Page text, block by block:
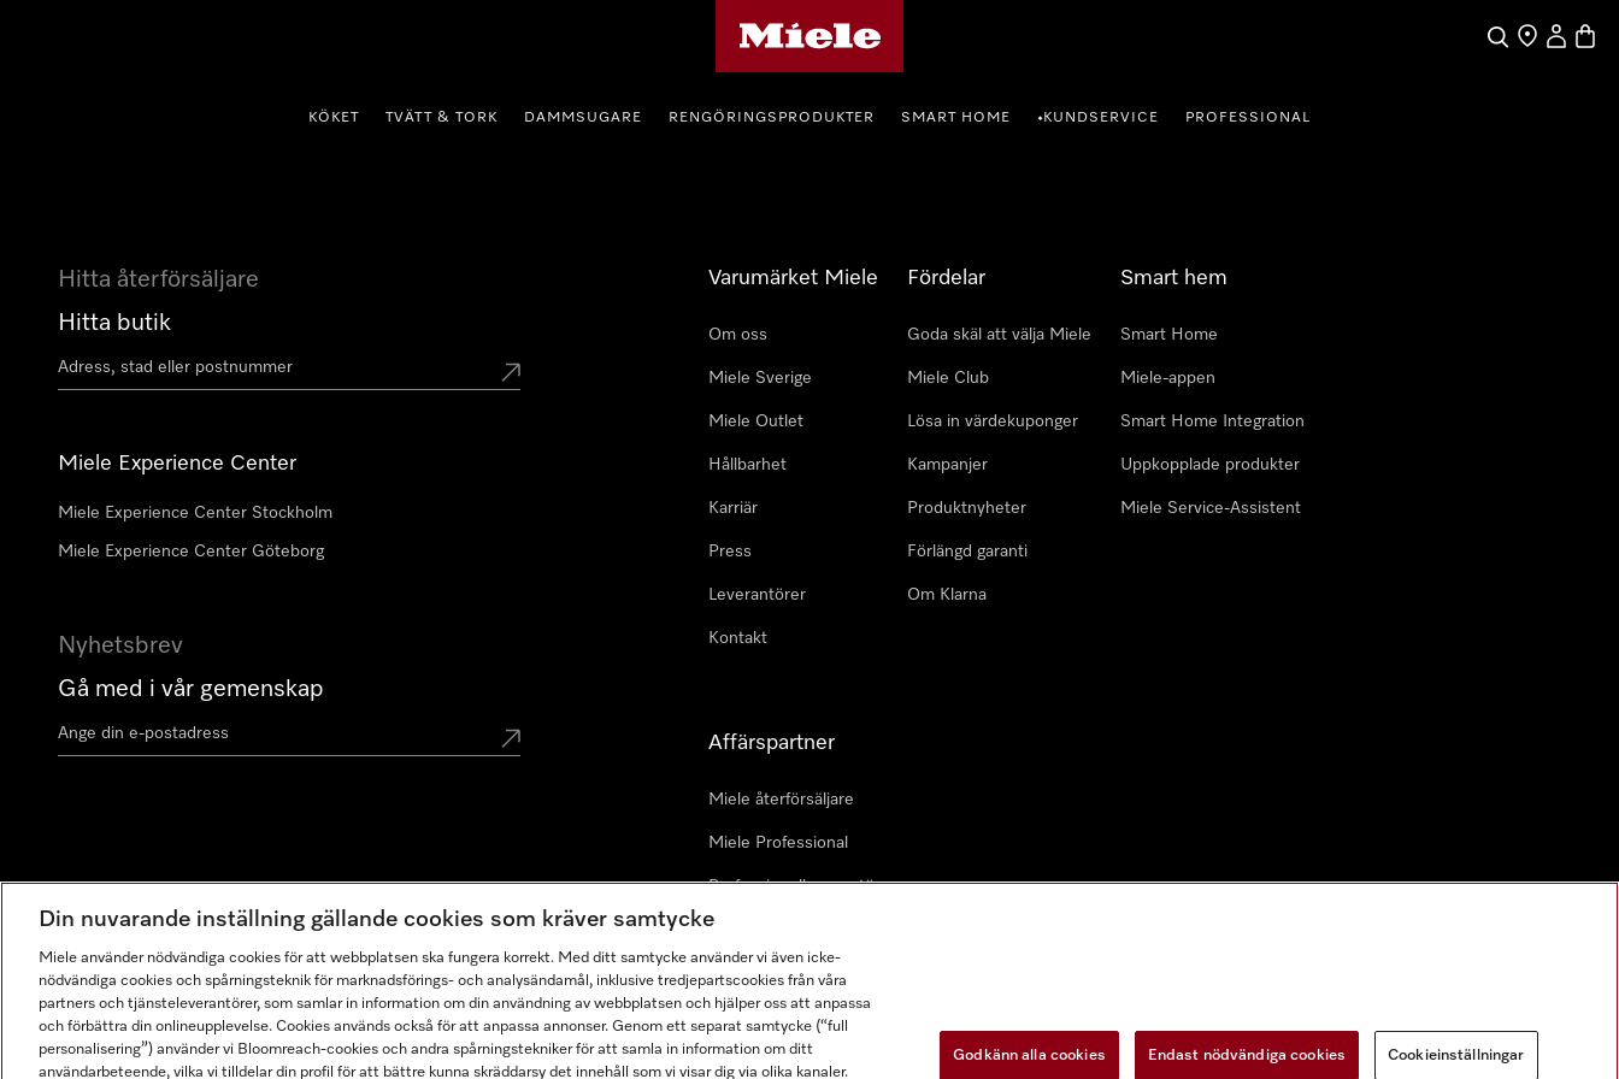
Sök
Hitta Butik
Mitt konto
KÖKET TVÄTT & TORK DAMMSUGARE RENGÖRINGSPRODUKTER SMART HOME •KUNDSERVICE PROFESSIONAL
Hitta återförsäljare
Hitta butik
Miele Experience Center
Miele Experience Center Stockholm
Miele Experience Center Göteborg
Nyhetsbrev
Gå med i vår gemenskap
Varumärket Miele
Om oss
Miele Sverige
Miele Outlet
Hållbarhet
Karriär
Press
Leverantörer
Kontakt
Fördelar
Goda skäl att välja Miele
Miele Club
Lösa in värdekuponger
Kampanjer
Produktnyheter
Förlängd garanti
Om Klarna
Smart hem
Smart Home
Miele-appen
Smart Home Integration
Uppkopplade produkter
Miele Service-Assistent
Affärspartner
Miele återförsäljare
Miele Professional
Professionell reparatör
Miele Marine
Arkitekter & Planerare
Din nuvarande inställning gällande cookies som kräver samtycke
Miele använder nödvändiga cookies för att webbplatsen ska fungera korrekt. Med ditt samtycke använder vi även icke-
nödvändiga cookies och spårningsteknik för marknadsförings- och analysändamål, inklusive tredjepartscookies från våra
partners och tjänsteleverantörer, som samlar in information om din användning av webbplatsen och hjälper oss att anpassa
och förbättra din onlineupplevelse. Cookies används också för att anpassa annonser. Genom ett separat samtycke (“full
personalisering”) använder vi Bloomreach-cookies och andra spårningstekniker för att samla in information om ditt
användarbeteende, vilka vi tilldelar din profil för att bättre kunna skräddarsy det innehåll som vi visar dig via olika kanaler.
Godkänn alla cookies Endast nödvändiga cookies Cookieinställningar